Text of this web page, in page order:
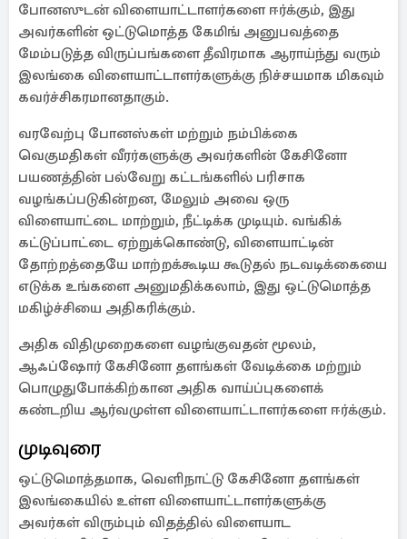
போனஸுடன் விளையாட்டாளர்களை ஈர்க்கும், இது
அவர்களின் ஒட்டுமொத்த கேமிங் அனுபவத்தை
மேம்படுத்த விருப்பங்களை தீவிரமாக ஆராய்ந்து வரும்
இலங்கை விளையாட்டாளர்களுக்கு நிச்சயமாக மிகவும்
கவர்ச்சிகரமானதாகும்.
வரவேற்பு போனஸ்கள் மற்றும் நம்பிக்கை
வெகுமதிகள் வீரர்களுக்கு அவர்களின் கேசினோ
பயணத்தின் பல்வேறு கட்டங்களில் பரிசாக
வழங்கப்படுகின்றன, மேலும் அவை ஒரு
விளையாட்டை மாற்றும், நீட்டிக்க முடியும். வங்கிக்
கட்டுப்பாட்டை ஏற்றுக்கொண்டு, விளையாட்டின்
தோற்றத்தையே மாற்றக்கூடிய கூடுதல் நடவடிக்கையை
எடுக்க உங்களை அனுமதிக்கலாம், இது ஒட்டுமொத்த
மகிழ்ச்சியை அதிகரிக்கும்.
அதிக விதிமுறைகளை வழங்குவதன் மூலம்,
ஆஃப்ஷோர் கேசினோ தளங்கள் வேடிக்கை மற்றும்
பொழுதுபோக்கிற்கான அதிக வாய்ப்புகளைக்
கண்டறிய ஆர்வமுள்ள விளையாட்டாளர்களை ஈர்க்கும்.
முடிவுரை
ஒட்டுமொத்தமாக, வெளிநாட்டு கேசினோ தளங்கள்
இலங்கையில் உள்ள விளையாட்டாளர்களுக்கு
அவர்கள் விரும்பும் விதத்தில் விளையாட